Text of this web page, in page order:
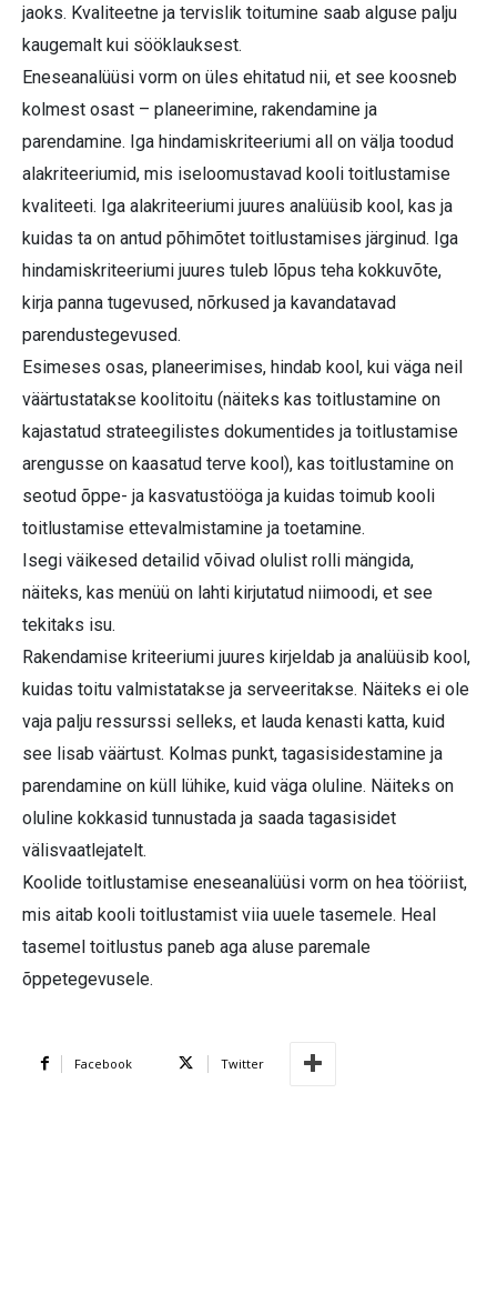
jaoks. Kvaliteetne ja tervislik toitumine saab alguse palju
kaugemalt kui sööklauksest.
Eneseanalüüsi vorm on üles ehitatud nii, et see koosneb
kolmest osast – planeerimine, rakendamine ja
parendamine. Iga hindamiskriteeriumi all on välja toodud
alakriteeriumid, mis iseloomustavad kooli toitlustamise
kvaliteeti. Iga alakriteeriumi juures analüüsib kool, kas ja
kuidas ta on antud põhimõtet toitlustamises järginud. Iga
hindamiskriteeriumi juures tuleb lõpus teha kokkuvõte,
kirja panna tugevused, nõrkused ja kavandatavad
parendustegevused.
Esimeses osas, planeerimises, hindab kool, kui väga neil
väärtustatakse koolitoitu (näiteks kas toitlustamine on
kajastatud strateegilistes dokumentides ja toitlustamise
arengusse on kaasatud terve kool), kas toitlustamine on
seotud õppe- ja kasvatustööga ja kuidas toimub kooli
toitlustamise ettevalmistamine ja toetamine.
Isegi väikesed detailid võivad olulist rolli mängida,
näiteks, kas menüü on lahti kirjutatud niimoodi, et see
tekitaks isu.
Rakendamise kriteeriumi juures kirjeldab ja analüüsib kool,
kuidas toitu valmistatakse ja serveeritakse. Näiteks ei ole
vaja palju ressurssi selleks, et lauda kenasti katta, kuid
see lisab väärtust. Kolmas punkt, tagasisidestamine ja
parendamine on küll lühike, kuid väga oluline. Näiteks on
oluline kokkasid tunnustada ja saada tagasisidet
välisvaatlejatelt.
Koolide toitlustamise eneseanalüüsi vorm on hea tööriist,
mis aitab kooli toitlustamist viia uuele tasemele. Heal
tasemel toitlustus paneb aga aluse paremale
õppetegevusele.
Facebook Twitter